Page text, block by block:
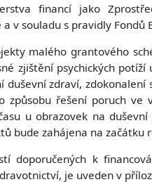
financí jako
v souladu s pravidly Fondů
malého grantového
zjištění psychických
duševní zdraví,
způsobu řešení poruch ve
u obrazovek na
bude zahájena na začátku
doporučených k
je uveden v